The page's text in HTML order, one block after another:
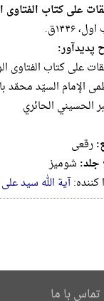
علی کتاب الفتاوی
۱۴۴۶ق.
پدیدآور:
علی کتاب الفتاوی
الإمام السیّد
الحسیني الحائري
رقعى
جلد: شومیز
کننده:آیة الله سید
تماس با ما